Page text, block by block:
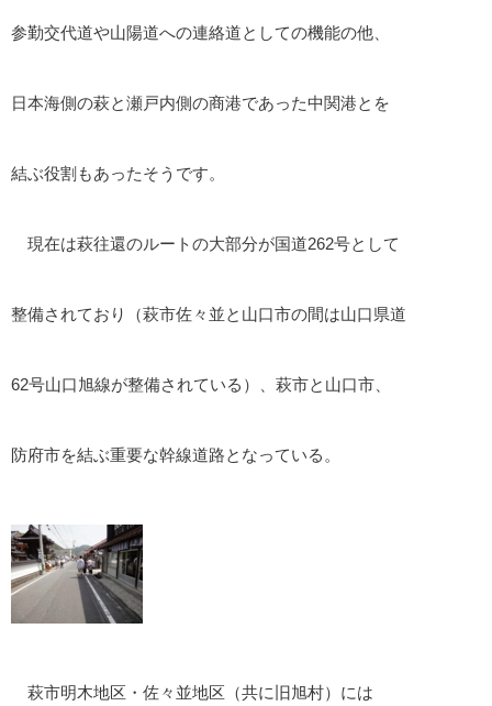
参勤交代道や山陽道への連絡道としての機能の他、
日本海側の萩と瀬戸内側の商港であった中関港とを
結ぶ役割もあったそうです。
現在は萩往還のルートの大部分が国道262号として
整備されており（萩市佐々並と山口市の間は山口県道
62号山口旭線が整備されている）、萩市と山口市、
防府市を結ぶ重要な幹線道路となっている。
萩市明木地区・佐々並地区（共に旧旭村）には